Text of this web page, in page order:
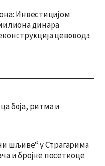
Инвестицијом
динара
цевовода
боја, ритма и
шљиве“ у Страгарима
и бројне посетиоце